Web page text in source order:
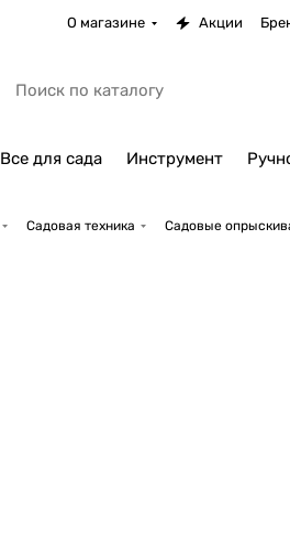
О магазине Акции
Все для сада Инструмент
Садовая техника Садовые